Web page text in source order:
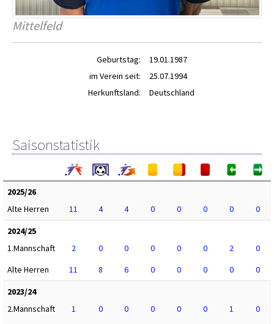
Mittelfeld
Geburtstag:
19.01.1987
im Verein seit:
25.07.1994
Herkunftsland:
Deutschland
Saisonstatistik
2025/26
Alte Herren
11 4 4 0 0 0 0
0
2024/25
1.Mannschaft
2 0 0 0 0 0 2
0
Alte Herren
11 8 6 0 0 0 0
0
2023/24
2.Mannschaft
1 0 0 0 0 0 1
0